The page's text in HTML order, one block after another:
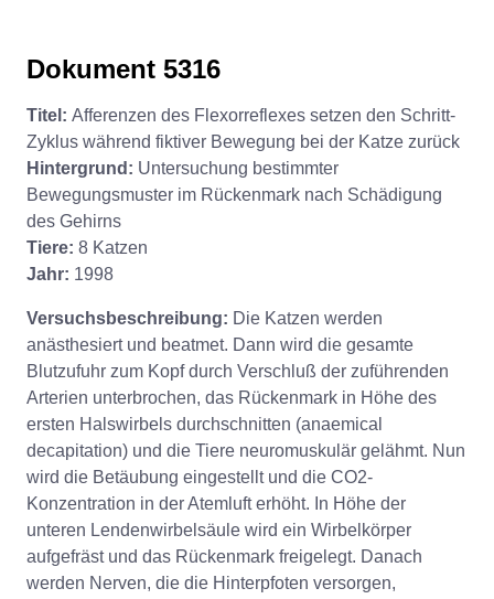
Dokument 5316
Titel: Afferenzen des Flexorreflexes setzen den Schritt-
Zyklus während fiktiver Bewegung bei der Katze zurück
Hintergrund: Untersuchung bestimmter
Bewegungsmuster im Rückenmark nach Schädigung
des Gehirns
Tiere: 8 Katzen
Jahr: 1998
Versuchsbeschreibung: Die Katzen werden
anästhesiert und beatmet. Dann wird die gesamte
Blutzufuhr zum Kopf durch Verschluß der zuführenden
Arterien unterbrochen, das Rückenmark in Höhe des
ersten Halswirbels durchschnitten (anaemical
decapitation) und die Tiere neuromuskulär gelähmt. Nun
wird die Betäubung eingestellt und die CO2-
Konzentration in der Atemluft erhöht. In Höhe der
unteren Lendenwirbelsäule wird ein Wirbelkörper
aufgefräst und das Rückenmark freigelegt. Danach
werden Nerven, die die Hinterpfoten versorgen,